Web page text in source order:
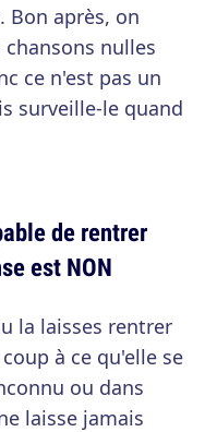
Bon après, on
nulles
ce n'est pas un
surveille-le quand
de rentrer
est NON
la laisses rentrer
à ce qu'elle se
ou dans
laisse jamais